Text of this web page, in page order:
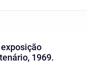
1969.